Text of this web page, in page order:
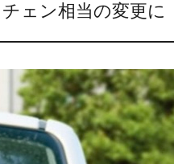
ェン相当の変更に